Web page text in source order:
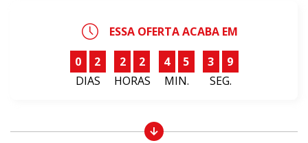
ESSA OFERTA ACABA EM
0
2
DIAS
2
2
HORAS
4
5
MIN.
3
9
SEG.